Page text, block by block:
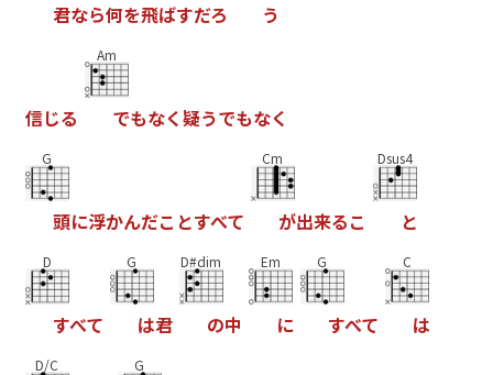
君なら何を飛ばすだろ う
信じる
Am
でもなく疑うでもなく
G
頭に浮かんだこ とすべて
Cm
が出来るこ
Dsus4
と
D
すべて
G
は君
D#dim
の中
Em
に
G
すべて
C
は
D/C G